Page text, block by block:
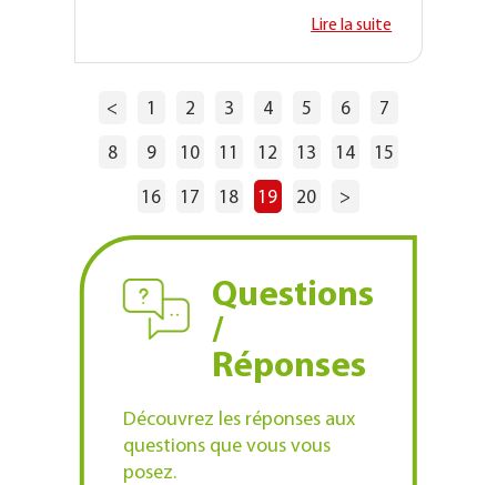
Lire la suite
< 1 2 3 4 5 6 7
8 9 10 11 12 13 14 15
16 17 18 19 20 >
Questions
/
Réponses
Découvrez les réponses aux
questions que vous vous
posez.